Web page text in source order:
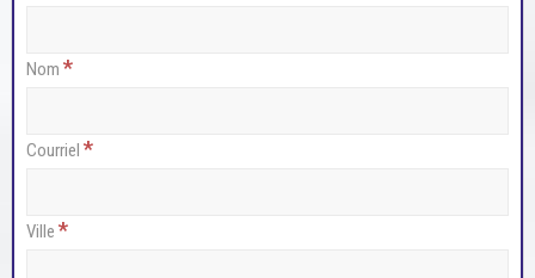
Nom *
Courriel *
Ville *